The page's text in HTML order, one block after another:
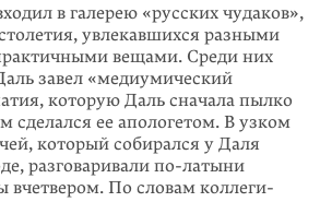
в галерею «русских чудаков»,
увлекавшихся разными
вещами. Среди них
завел «медиумический
которую Даль сначала пылко
сделался ее апологетом. В узком
который собирался у Даля
разговаривали по-латыни
вчетвером. По словам коллеги-